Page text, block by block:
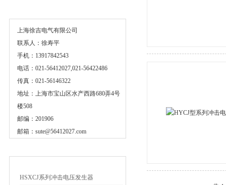
上海徐吉电气有限公司
联系人：徐寿平
手机：13917842543
电话：021-56412027,021-56422486
传真：021-56146322
地址：上海市宝山区水产西路680弄4号
楼508
邮编：201906
邮箱： sute@56412027.com
HSXCJ系列冲击电压发生器